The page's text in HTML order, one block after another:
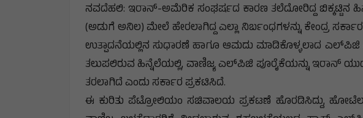
ನವದೆಹಲಿ: ಇರಾನ್‌-ಅಮೆರಿಕ ಸಂಘರ್ಷದ ಕಾರಣ ತಲೆದೋರಿದ್ದ ಬಿಕ್ಕಟ್ಟಿನ
(ಅಡುಗೆ ಅನಿಲ) ಮೇಲೆ ಹೇರಲಾಗಿದ್ದ ಎಲ್ಲಾ ನಿರ್ಬಂಧಗಳನ್ನು ಕೇಂದ್ರ
ಉತ್ಪಾದನೆಯಲ್ಲಿನ ಸುಧಾರಣೆ ಹಾಗೂ ಆಮದು ಮಾಡಿಕೊಳ್ಳಲಾದ ಎಲ್‌ಪಿಜಿ
ತಲುಪಲಿರುವ ಹಿನ್ನೆಲೆಯಲ್ಲಿ, ವಾಣಿಜ್ಯ ಎಲ್‌ಪಿಜಿ ಪೂರೈಕೆಯನ್ನು ಇರಾನ್‌
ತರಲಾಗಿದೆ ಎಂದು ಸರ್ಕಾರ ಪ್ರಕಟಿಸಿದೆ.
ಈ ಕುರಿತು ಪೆಟ್ರೋಲಿಯಂ ಸಚಿವಾಲಯ ಪ್ರಕಟಣೆ ಹೊರಡಿಸಿದ್ದು,